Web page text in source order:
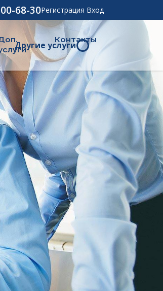
68-30Регистрация Вход
Другие услуги
Контакты